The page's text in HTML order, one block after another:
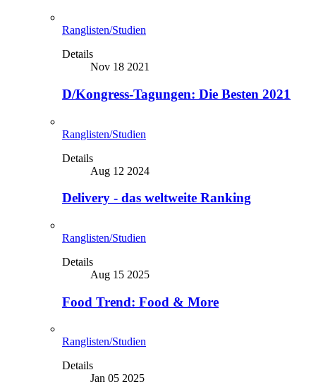
Ranglisten/Studien
Details
Nov 18 2021
D/Kongress-Tagungen: Die Besten 2021
Ranglisten/Studien
Details
Aug 12 2024
Delivery - das weltweite Ranking
Ranglisten/Studien
Details
Aug 15 2025
Food Trend: Food & More
Ranglisten/Studien
Details
Jan 05 2025